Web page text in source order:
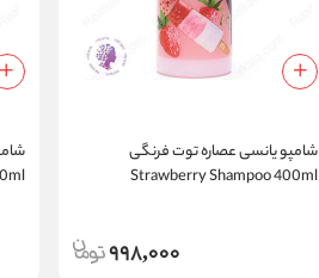
شامپو یانسی عصاره توت فرنگی
Strawberry Shampoo 400ml
998,000